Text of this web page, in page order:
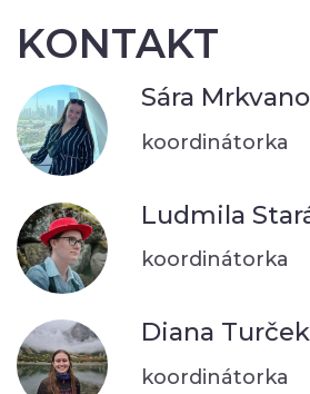
KONTAKT
Sára
koordinátorka
Ludmila
koordinátorka
Diana
koordinátorka